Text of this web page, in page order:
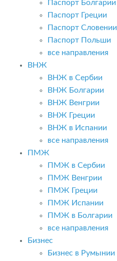
Паспорт Болгарии
Паспорт Греции
Паспорт Словении
Паспорт Польши
все направления
ВНЖ
ВНЖ в Сербии
ВНЖ Болгарии
ВНЖ Венгрии
ВНЖ Греции
ВНЖ в Испании
все направления
ПМЖ
ПМЖ в Сербии
ПМЖ Венгрии
ПМЖ Греции
ПМЖ Испании
ПМЖ в Болгарии
все направления
Бизнес
Бизнес в Румынии